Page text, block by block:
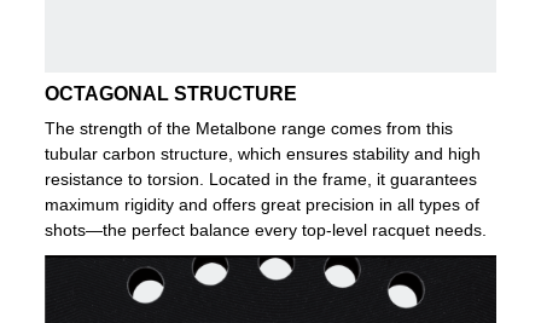
OCTAGONAL STRUCTURE
The strength of the Metalbone range comes from this
tubular carbon structure, which ensures stability and high
resistance to torsion. Located in the frame, it guarantees
maximum rigidity and offers great precision in all types of
shots—the perfect balance every top-level racquet needs.